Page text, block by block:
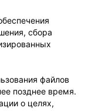
маркетинг
Партнеры
сбора
файлов
позднее время.
о целях,